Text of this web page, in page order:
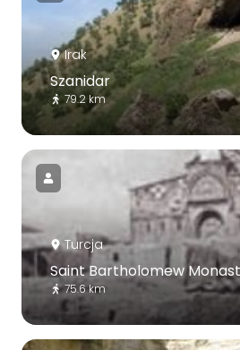
Irak
Szanidar
79.2 km
Turcja
Saint Bartholomew
75.6 km